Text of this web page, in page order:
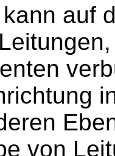
auf
von